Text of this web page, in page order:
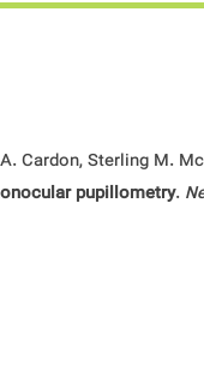
Cardon, Sterling M.
pupillometry.